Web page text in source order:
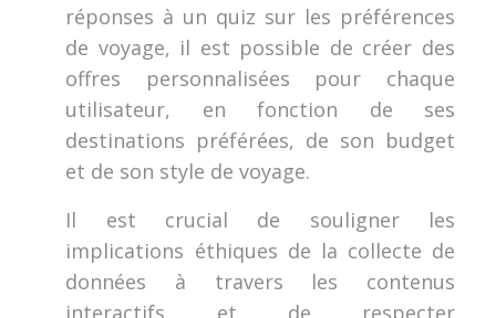
réponses à un quiz sur les préférences
de voyage, il est possible de créer des
offres personnalisées pour chaque
utilisateur, en fonction de ses
destinations préférées, de son budget
et de son style de voyage.
Il est crucial de souligner les
implications éthiques de la collecte de
données à travers les contenus
interactifs et de respecter